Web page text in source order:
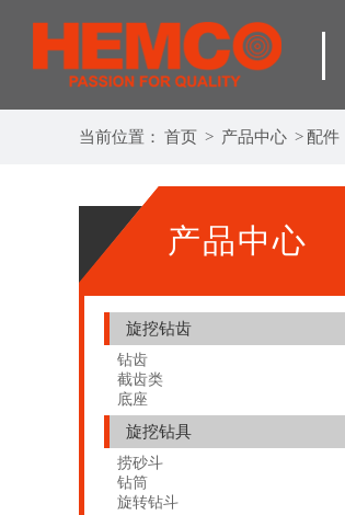
当前位置： 首页 > 产品中心 > 配件
产品中心
旋挖钻齿
钻齿
截齿类
底座
旋挖钻具
捞砂斗
钻筒
旋转钻斗